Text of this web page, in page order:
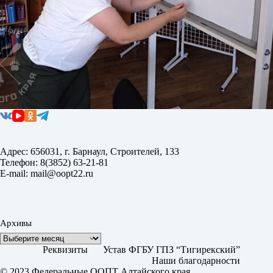
Адрес: 656031, г. Барнаул, Строителей, 133
Телефон: 8(3852) 63-21-81
E-mail: mail@oopt22.ru
Архивы
Реквизиты
Устав ФГБУ ГПЗ “Тигирекский”
Наши благодарности